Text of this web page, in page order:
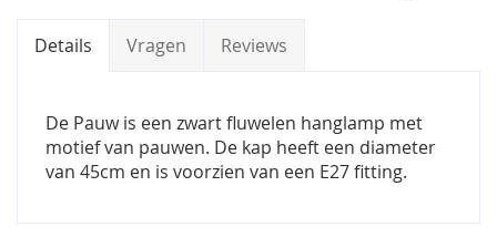
Details Vragen Reviews
De Pauw is een zwart fluwelen hanglamp met
motief van pauwen. De kap heeft een diameter
van 45cm en is voorzien van een E27 fitting.